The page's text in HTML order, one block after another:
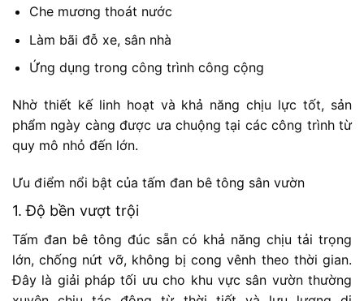
Che mương thoát nước
Làm bãi đỗ xe, sân nhà
Ứng dụng trong công trình công cộng
Nhờ thiết kế linh hoạt và khả năng chịu lực tốt, sản
phẩm ngày càng được ưa chuộng tại các công trình từ
quy mô nhỏ đến lớn.
Ưu điểm nổi bật của tấm đan bê tông sân vườn
1. Độ bền vượt trội
Tấm đan bê tông đúc sẵn có khả năng chịu tải trọng
lớn, chống nứt vỡ, không bị cong vênh theo thời gian.
Đây là giải pháp tối ưu cho khu vực sân vườn thường